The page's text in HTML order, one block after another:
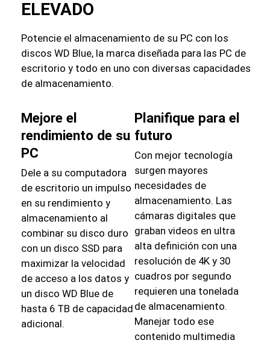
ELEVADO
Potencie el almacenamiento de su PC con los
discos WD Blue, la marca diseñada para las PC de
escritorio y todo en uno con diversas capacidades
de almacenamiento.
Mejore el
rendimiento de su
PC
Dele a su computadora
de escritorio un impulso
en su rendimiento y
almacenamiento al
combinar su disco duro
con un disco SSD para
maximizar la velocidad
de acceso a los datos y
un disco WD Blue de
hasta 6 TB de capacidad
adicional.
Planifique para el
futuro
Con mejor tecnología
surgen mayores
necesidades de
almacenamiento. Las
cámaras digitales que
graban videos en ultra
alta definición con una
resolución de 4K y 30
cuadros por segundo
requieren una tonelada
de almacenamiento.
Manejar todo ese
contenido multimedia